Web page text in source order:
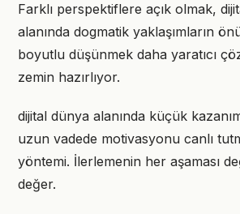
Farklı perspektiflere açık olmak,
alanında dogmatik yaklaşımların
boyutlu düşünmek daha yaratıcı
zemin hazırlıyor.
dijital dünya alanında küçük
uzun vadede motivasyonu canlı
yöntemi. İlerlemenin her aşaması
değer.